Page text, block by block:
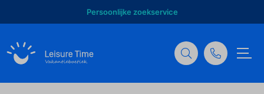
Persoonlijke zoekservice